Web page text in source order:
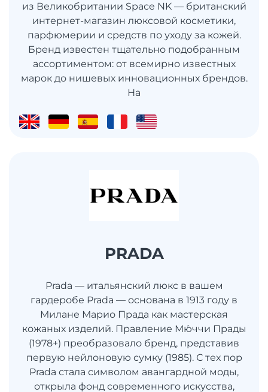
из Великобритании Space NK — британский
интернет-магазин люксовой косметики,
парфюмерии и средств по уходу за кожей.
Бренд известен тщательно подобранным
ассортиментом: от всемирно известных
марок до нишевых инновационных брендов.
На
PRADA
Prada — итальянский люкс в вашем
гардеробе Prada — основана в 1913 году в
Милане Марио Прада как мастерская
кожаных изделий. Правление Мю́ччи Прады
(1978+) преобразовало бренд, представив
первую нейлоновую сумку (1985). С тех пор
Prada стала символом авангардной моды,
открыла фонд современного искусства,